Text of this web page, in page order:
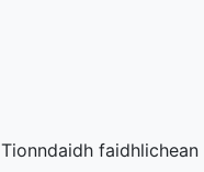
Tionndaidh